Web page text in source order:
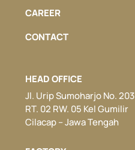
CAREER
CONTACT
HEAD OFFICE
Jl. Urip Sumoharjo No. 203
RT. 02 RW. 05 Kel Gumilir
Cilacap – Jawa Tengah